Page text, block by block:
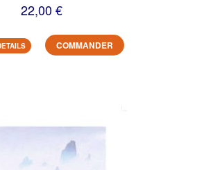
22,00 €
COMMANDER